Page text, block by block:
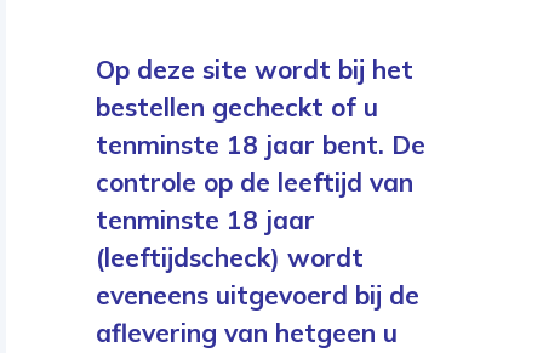
Op deze site wordt bij het
bestellen gecheckt of u
tenminste 18 jaar bent. De
controle op de leeftijd van
tenminste 18 jaar
(leeftijdscheck) wordt
eveneens uitgevoerd bij de
aflevering van hetgeen u